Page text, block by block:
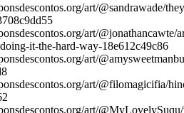
art/@sandrawade/
art/@jonathancawte/
it-the-hard-way-18e612c49c86
art/
art/@filomagicifia/
art/